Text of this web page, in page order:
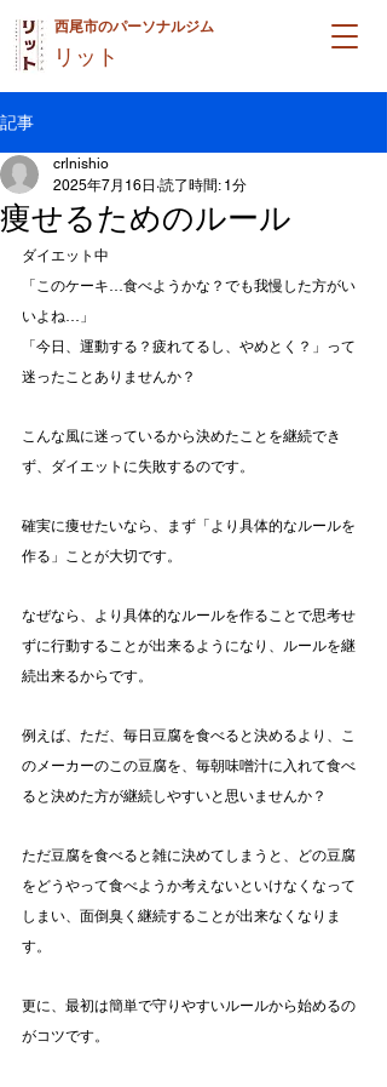
西尾市のパーソナルジム
リット
記事
痩せるためのルール
crlnishio
2025年7月16日 読了時間: 1分
ダイエット中
「このケーキ…食べようかな？でも我慢した方がい
いよね…」
「今日、運動する？疲れてるし、やめとく？」って
迷ったことありませんか？
こんな風に迷っているから決めたことを継続でき
ず、ダイエットに失敗するのです。
確実に痩せたいなら、まず「より具体的なルールを
作る」ことが大切です。
なぜなら、より具体的なルールを作ることで思考せ
ずに行動することが出来るようになり、ルールを継
続出来るからです。
例えば、ただ、毎日豆腐を食べると決めるより、こ
のメーカーのこの豆腐を、毎朝味噌汁に入れて食べ
ると決めた方が継続しやすいと思いませんか？
ただ豆腐を食べると雑に決めてしまうと、どの豆腐
をどうやって食べようか考えないといけなくなって
しまい、面倒臭く継続することが出来なくなりま
す。
更に、最初は簡単で守りやすいルールから始めるの
がコツです。